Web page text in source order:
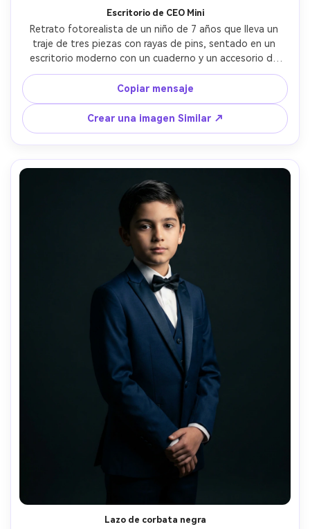
Escritorio de CEO Mini
Retrato fotorealista de un niño de 7 años que lleva un
traje de tres piezas con rayas de pins, sentado en un
escritorio moderno con un cuaderno y un accesorio de
pluma, fondo de oficina limpio, luz de tecla suave,
tomado en Nikon Z8, 50 mm f/1.8, enmarcado medio,
expresión confiada pero amistosa, líneas de traje nítidas,
texturas realistas, vibe editorial moderna- -ar 4:5
Copiar mensaje
Crear una imagen Similar ↗
Lazo de corbata negra